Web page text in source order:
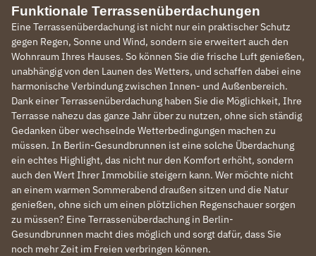
Funktionale Terrassenüberdachungen
Eine Terrassenüberdachung ist nicht nur ein praktischer Schutz
gegen Regen, Sonne und Wind, sondern sie erweitert auch den
Wohnraum Ihres Hauses. So können Sie die frische Luft genießen,
unabhängig von den Launen des Wetters, und schaffen dabei eine
harmonische Verbindung zwischen Innen- und Außenbereich.
Dank einer Terrassenüberdachung haben Sie die Möglichkeit, Ihre
Terrasse nahezu das ganze Jahr über zu nutzen, ohne sich ständig
Gedanken über wechselnde Wetterbedingungen machen zu
müssen. In Berlin-Gesundbrunnen ist eine solche Überdachung
ein echtes Highlight, das nicht nur den Komfort erhöht, sondern
auch den Wert Ihrer Immobilie steigern kann. Wer möchte nicht
an einem warmen Sommerabend draußen sitzen und die Natur
genießen, ohne sich um einen plötzlichen Regenschauer sorgen
zu müssen? Eine Terrassenüberdachung in Berlin-
Gesundbrunnen macht dies möglich und sorgt dafür, dass Sie
noch mehr Zeit im Freien verbringen können.